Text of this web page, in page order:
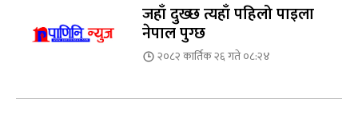
जहाँ दुख्छ त्यहाँ पहिलो पाइला
नेपाल पुग्छ
२०८२ कार्तिक २६ गते ०८:२४